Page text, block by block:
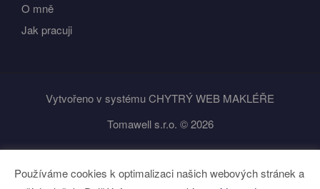
O mně
Jak pracuji
Vytvořeno v systémuCHYTRÝ WEB MAKLÉŘE
Tomawell s.r.o. © 2026
Používáme cookies k optimalizaci našich webových stránek a